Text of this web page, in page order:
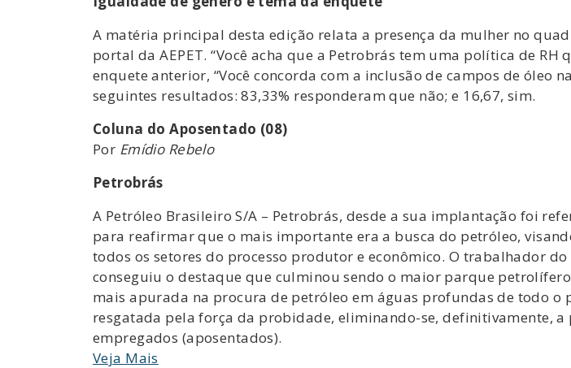
A matéria principal desta edição relata a presença da mulher no
portal da AEPET. “Você acha que a Petrobrás tem uma política de
enquete anterior, “Você concorda com a inclusão de campos de óleo
seguintes resultados: 83,33% responderam que não; e 16,67, sim.
Coluna do Aposentado (08)
Por Emídio Rebelo
Petrobrás
A Petróleo Brasileiro S/A – Petrobrás, desde a sua implantação foi
para reafirmar que o mais importante era a busca do petróleo,
todos os setores do processo produtor e econômico. O trabalhador
conseguiu o destaque que culminou sendo o maior parque
mais apurada na procura de petróleo em águas profundas de todo
resgatada pela força da probidade, eliminando-se, definitivamente,
empregados (aposentados).
Veja Mais